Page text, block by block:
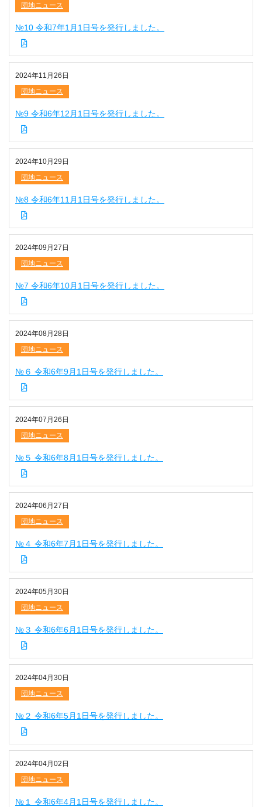
団地ニュース
№10 令和7年1月1日号を発行しました。
2024年11月26日
団地ニュース
№9 令和6年12月1日号を発行しました。
2024年10月29日
団地ニュース
№8 令和6年11月1日号を発行しました。
2024年09月27日
団地ニュース
№7 令和6年10月1日号を発行しました。
2024年08月28日
団地ニュース
№６ 令和6年9月1日号を発行しました。
2024年07月26日
団地ニュース
№５ 令和6年8月1日号を発行しました。
2024年06月27日
団地ニュース
№４ 令和6年7月1日号を発行しました。
2024年05月30日
団地ニュース
№３ 令和6年6月1日号を発行しました。
2024年04月30日
団地ニュース
№２ 令和6年5月1日号を発行しました。
2024年04月02日
団地ニュース
№１ 令和6年4月1日号を発行しました。